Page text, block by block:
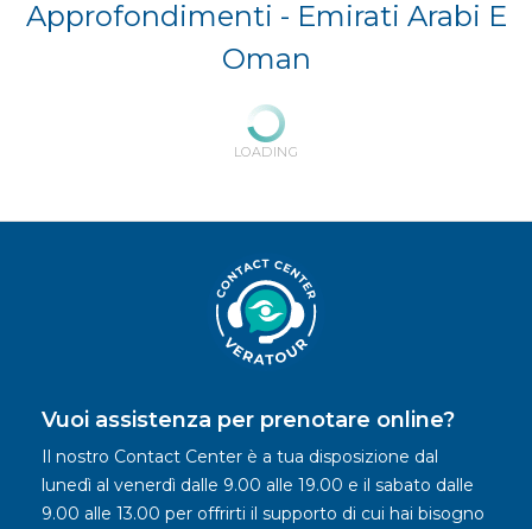
Approfondimenti - Emirati Arabi E
Oman
LOADING
Vuoi assistenza per prenotare online?
Il nostro Contact Center è a tua disposizione dal
lunedì al venerdì dalle 9.00 alle 19.00 e il sabato dalle
9.00 alle 13.00 per offrirti il supporto di cui hai bisogno